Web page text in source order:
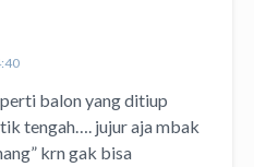
balon yang ditiup
tengah…. jujur aja mbak
krn gak bisa